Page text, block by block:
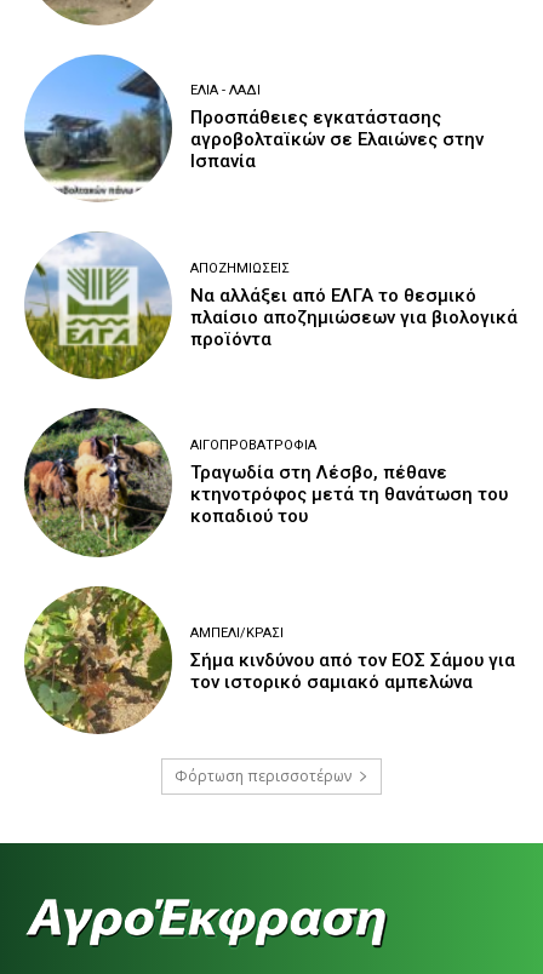
ΕΛΙΆ - ΛΆΔΙ
Προσπάθειες εγκατάστασης
αγροβολταϊκών σε Ελαιώνες στην
Ισπανία
ΑΠΟΖΗΜΙΏΣΕΙΣ
Να αλλάξει από ΕΛΓΑ το θεσμικό
πλαίσιο αποζημιώσεων για βιολογικά
προϊόντα
ΑΙΓΟΠΡΟΒΑΤΡΟΦΊΑ
Τραγωδία στη Λέσβο, πέθανε
κτηνοτρόφος μετά τη θανάτωση του
κοπαδιού του
ΑΜΠΈΛΙ/ΚΡΑΣΊ
Σήμα κινδύνου από τον ΕΟΣ Σάμου για
τον ιστορικό σαμιακό αμπελώνα
Φόρτωση περισσοτέρων